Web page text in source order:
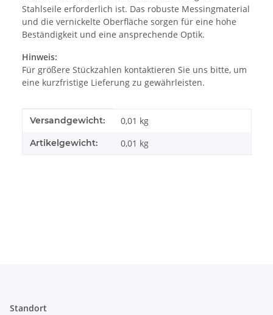
Stahlseile erforderlich ist. Das robuste Messingmaterial
und die vernickelte Oberfläche sorgen für eine hohe
Beständigkeit und eine ansprechende Optik.
Hinweis:
Für größere Stückzahlen kontaktieren Sie uns bitte, um
eine kurzfristige Lieferung zu gewährleisten.
Produkteigenschaft
Wert
Versandgewicht: 0,01 kg
Artikelgewicht: 0,01 kg
Standort